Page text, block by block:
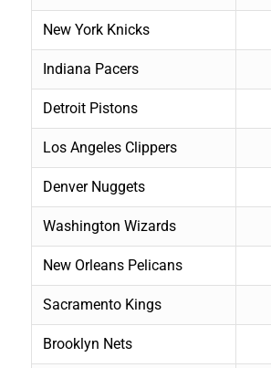
New York Knicks
Indiana Pacers
Detroit Pistons
Los Angeles Clippers
Denver Nuggets
Washington Wizards
New Orleans Pelicans
Sacramento Kings
Brooklyn Nets